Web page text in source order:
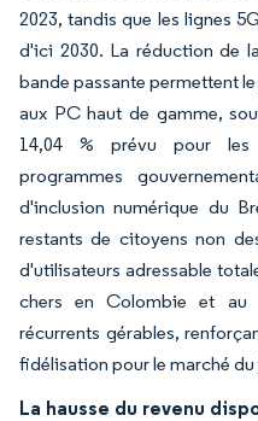
2023, tandis que les lignes
d'ici 2030. La réduction de
bande passante permettent
aux PC haut de gamme,
14,04 % prévu pour les
programmes
d'inclusion numérique du
restants de citoyens non
d'utilisateurs adressable
chers en Colombie et au
récurrents gérables,
fidélisation pour le marché
La hausse du revenu